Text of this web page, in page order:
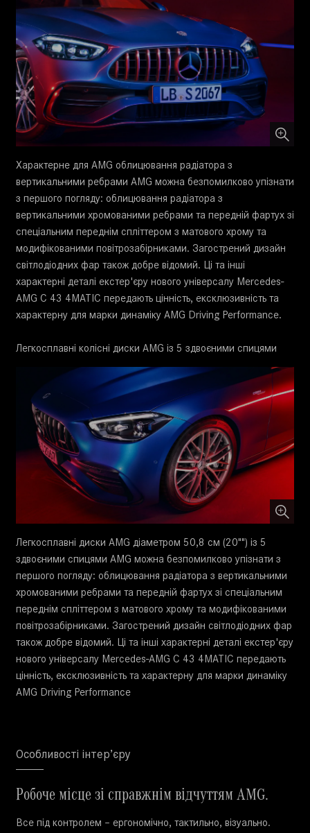
Характерне для AMG облицювання радіатора з
вертикальними ребрами AMG можна безпомилково упізнати
з першого погляду: облицювання радіатора з
вертикальними хромованими ребрами та передній фартух зі
спеціальним переднім спліттером з матового хрому та
модифікованими повітрозабірниками. Загострений дизайн
світлодіодних фар також добре відомий. Ці та інші
характерні деталі екстер'єру нового універсалу Mercedes-
AMG C 43 4MATIC передають цінність, ексклюзивність та
характерну для марки динаміку AMG Driving Performance.
Легкосплавні колісні диски AMG із 5 здвоєними спицями
Легкосплавні диски AMG діаметром 50,8 см (20"") із 5
здвоєними спицями AMG можна безпомилково упізнати з
першого погляду: облицювання радіатора з вертикальними
хромованими ребрами та передній фартух зі спеціальним
переднім спліттером з матового хрому та модифікованими
повітрозабірниками. Загострений дизайн світлодіодних фар
також добре відомий. Ці та інші характерні деталі екстер'єру
нового універсалу Mercedes-AMG C 43 4MATIC передають
цінність, ексклюзивність та характерну для марки динаміку
AMG Driving Performance
Особливості інтер’єру
Робоче місце зі справжнім відчуттям AMG.
Все під контролем – ергономічно, тактильно, візуально.